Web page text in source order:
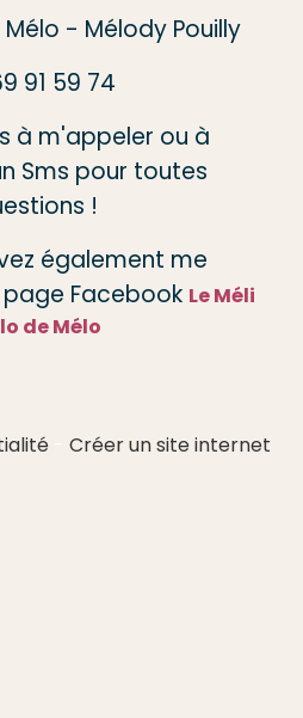
Mélo - Mélody Pouilly
91 59 74
à m'appeler ou à
Sms pour toutes
!
également me
Facebook Le Méli
de Mélo
Créer un site internet